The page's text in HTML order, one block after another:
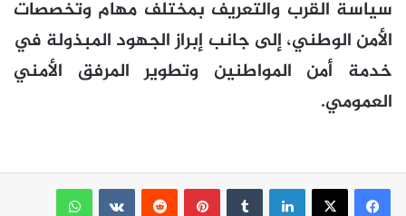
سياسة القرب والتعريف بمختلف مهام وتخصصات
الأمن الوطني، إلى جانب إبراز الجهود المبذولة في
خدمة أمن المواطنين وتطوير المرفق الأمني
العمومي.
لينكدإن بينتيريست
واتساب